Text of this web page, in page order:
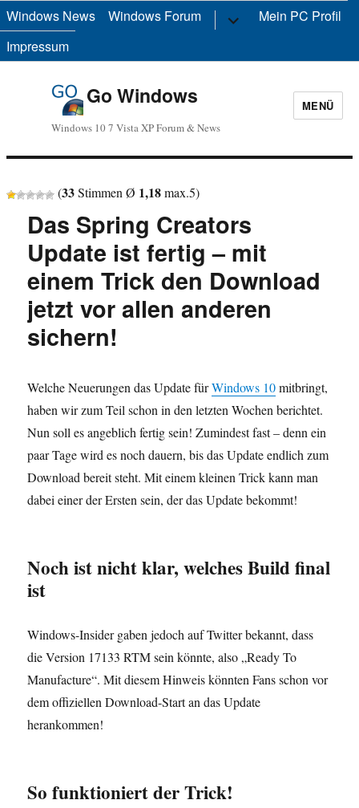
Windows News Windows Forum Untermenü
anzeigen
Mein PC Profil
Impressum
Go Windows
Windows 10 7 Vista XP Forum & News
MENÜ
(33Stimmen Ø 1,18max.5)
Das Spring Creators
Update ist fertig – mit
einem Trick den Download
jetzt vor allen anderen
sichern!
Welche Neuerungen das Update fürWindows 10mitbringt,
haben wir zum Teil schon in den letzten Wochen berichtet.
Nun soll es angeblich fertig sein! Zumindest fast – denn ein
paar Tage wird es noch dauern, bis das Update endlich zum
Download bereit steht. Mit einem kleinen Trick kann man
dabei einer der Ersten sein, der das Update bekommt!
Noch ist nicht klar, welches Build final
ist
Windows-Insider gaben jedoch auf Twitter bekannt, dass
die Version 17133 RTM sein könnte, also „Ready To
Manufacture“. Mit diesem Hinweis könnten Fans schon vor
dem offiziellen Download-Start an das Update
herankommen!
So funktioniert der Trick!